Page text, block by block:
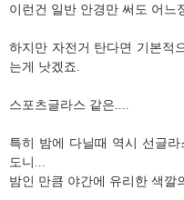
이런건 일반 안경만 써도 어느
하지만 자전거 탄다면 기본적
는게 낫겠죠.
스포츠글라스 같은....
특히 밤에 다닐때 역시 선글
도니...
밤인 만큼 야간에 유리한 색깔